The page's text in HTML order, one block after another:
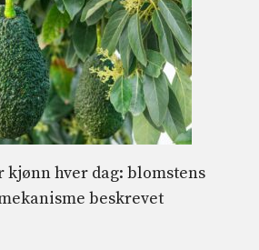
kjønn hver dag: blomstens
beskrevet